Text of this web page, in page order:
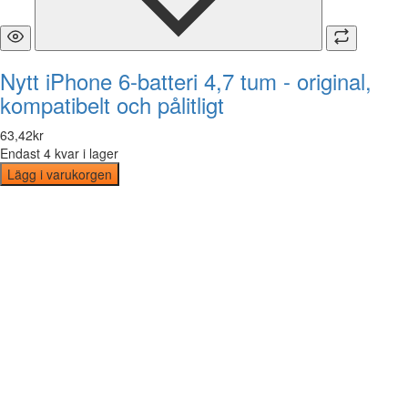
Nytt iPhone 6-batteri 4,7 tum - original,
kompatibelt och pålitligt
63,42kr
Endast 4 kvar i lager
Lägg i varukorgen